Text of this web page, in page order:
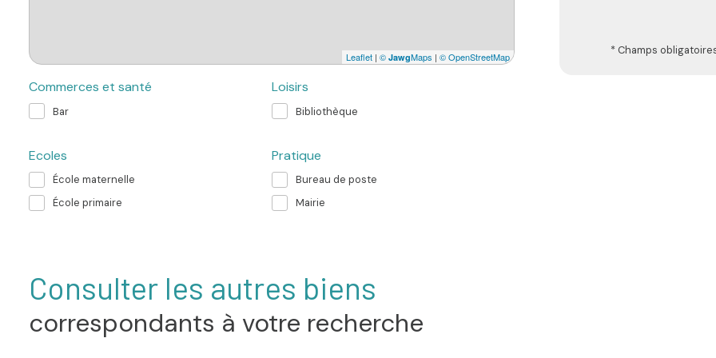
Leaflet | © JawgMaps | © OpenStreetMap
Commerces et santé
Bar
Loisirs
Bibliothèque
Ecoles
École maternelle
École primaire
Pratique
Bureau de poste
Mairie
* Champs
Consulter les autres biens
correspondants à votre recherche